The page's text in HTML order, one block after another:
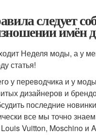
следует
имён
Неделя моды, а у
статья!
у переводчика и у
дизайнеров и
последние
все мы точно
Vuitton, Moschino и